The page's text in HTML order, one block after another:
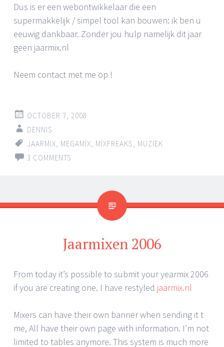
Dus is er een webontwikkelaar die een
supermakkelijk / simpel tool kan bouwen: ik ben u
eeuwig dankbaar. Zonder jou hulp namelijk dit jaar
geen jaarmix.nl
Neem contact met me op !
OCTOBER 7, 2008
DENNIS
JAARMIX MEGAMIX MIXFREAKS
MUZIEK
3 COMMENTS
Jaarmixen 2006
From today it’s possible to submit your yearmix 2006
if you are creating one. I have restyled jaarmix.nl
Mixers can have their own banner when sending it t
me, All have their own page with information. I’m not
limited to tables anymore. This system is much more